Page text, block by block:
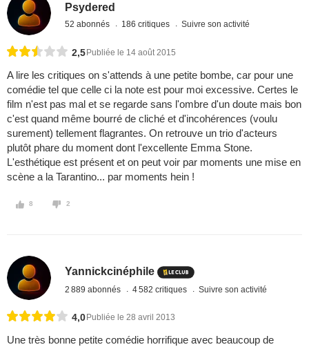
Psydered
52 abonnés 186 critiques Suivre son activité
2,5 Publiée le 14 août 2015
A lire les critiques on s'attends à une petite bombe, car pour une
comédie tel que celle ci la note est pour moi excessive. Certes le
film n'est pas mal et se regarde sans l'ombre d'un doute mais bon
c'est quand même bourré de cliché et d'incohérences (voulu
surement) tellement flagrantes. On retrouve un trio d'acteurs
plutôt phare du moment dont l'excellente Emma Stone.
L'esthétique est présent et on peut voir par moments une mise en
scène a la Tarantino... par moments hein !
8 2
Yannickcinéphile
2 889 abonnés 4 582 critiques Suivre son activité
4,0 Publiée le 28 avril 2013
Une très bonne petite comédie horrifique avec beaucoup de